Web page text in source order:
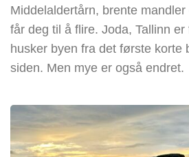
Middelaldertårn, brente
får deg til å flire. Joda, Tallinn er
husker byen fra det første korte
siden. Men mye er også endret.